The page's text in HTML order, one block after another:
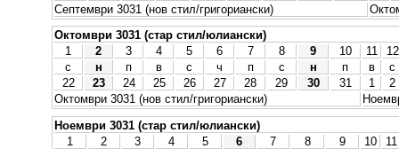
Септември 3031 (нов стил/григориански)
Октомври 3031 (стар стил/юлиански)
1
2 3 4 5 6 7 8 9 10 11
12
с
н п в с ч п с н п в
с
22
23 24 25 26 27 28 29 30 31 1
2
Октомври 3031 (нов стил/григориански)
Ноември 3031 (стар стил/юлиански)
1
2 3 4 5 6 7 8 9 10
11